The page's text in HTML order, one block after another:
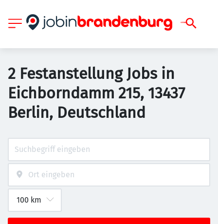
2 Festanstellung Jobs in
Eichborndamm 215, 13437
Berlin, Deutschland